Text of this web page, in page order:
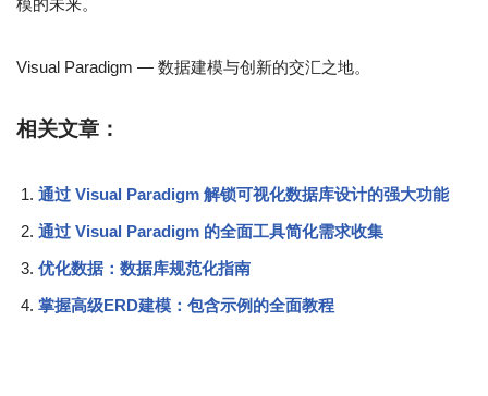
模的未来。
Visual Paradigm — 数据建模与创新的交汇之地。
相关文章：
通过 Visual Paradigm 解锁可视化数据库设计的强大功能
通过 Visual Paradigm 的全面工具简化需求收集
优化数据：数据库规范化指南
掌握高级ERD建模：包含示例的全面教程